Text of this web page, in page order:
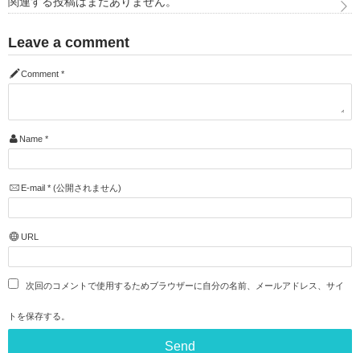
Leave a comment
Comment *
Name *
E-mail *(公開されません)
URL
次回のコメントで使用するためブラウザーに自分の名前、メールアドレス、サイ
トを保存する。